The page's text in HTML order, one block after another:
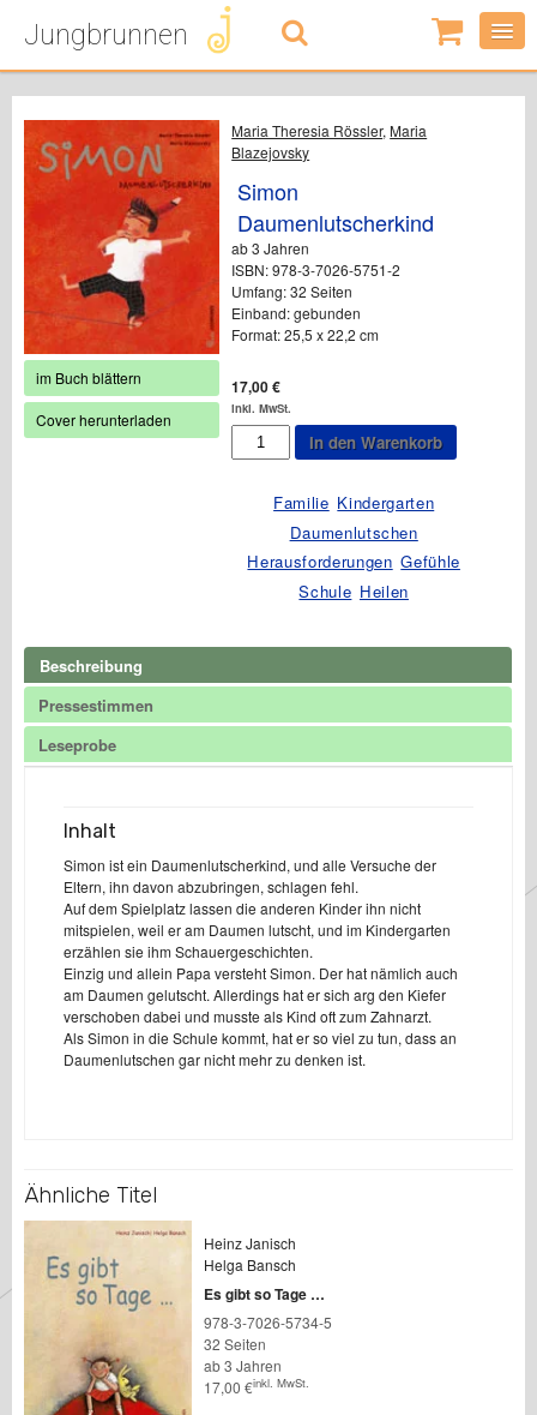
Jungbrunnen
0
Artikel
-
im Buch blättern
Cover herunterladen
Maria Theresia Rössler,Maria
Blazejovsky
Simon
Daumenlutscherkind
ab 3 Jahren
ISBN: 978-3-7026-5751-2
Umfang: 32 Seiten
Einband: gebunden
Format: 25,5 x 22,2 cm
17,00€
inkl. MwSt.
Simon
Daumenlutscherkind
In den Warenkorb
Familie Kindergarten
Daumenlutschen
Herausforderungen Gefühle
Schule Heilen
Beschreibung
Pressestimmen
Leseprobe
Inhalt
Simon ist ein Daumenlutscherkind, und alle Versuche der
Eltern, ihn davon abzubringen, schlagen fehl.
Auf dem Spielplatz lassen die anderen Kinder ihn nicht
mitspielen, weil er am Daumen lutscht, und im Kindergarten
erzählen sie ihm Schauergeschichten.
Einzig und allein Papa versteht Simon. Der hat nämlich auch
am Daumen gelutscht. Allerdings hat er sich arg den Kiefer
verschoben dabei und musste als Kind oft zum Zahnarzt.
Als Simon in die Schule kommt, hat er so viel zu tun, dass an
Daumenlutschen gar nicht mehr zu denken ist.
Ähnliche Titel
Heinz Janisch
Helga Bansch
Es gibt so Tage …
978-3-7026-5734-5
32 Seiten
ab 3 Jahren
17,00 €inkl. MwSt.